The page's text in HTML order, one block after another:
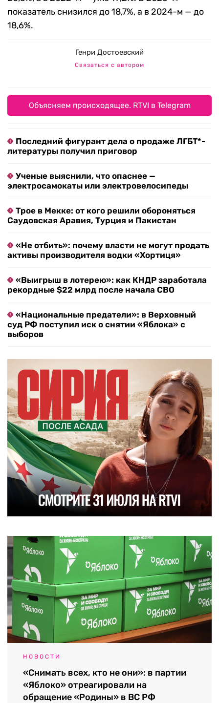
показатель снизился до 18,7%, а в 2024-м — до
18,6%.
Генри Достоевский
Связаться с автором
Объясняем происходящее. RTVI в Telegram
Последний фигурант дела о продаже ЛГБТ*-
литературы получил приговор
Ученые выяснили, что опаснее —
электросамокаты или электровелосипеды
Трое в Мекке: от кого решили обороняться
Саудовская Аравия, Турция и Пакистан
«Не отбить»: почему власти не могут продать
активы производителя водки «Хортиця»
«Выигрыш в лотерею»: как КНДР заработала
рекордные $22 млрд после начала СВО
«Национальные предатели»: в Верховный
суд РФ поступил иск о снятии «Яблока» с
выборов
НОВОСТИ
«Снимать всех, кто не они»: в партии
«Яблоко» отреагировали на
обращение «Родины» в ВС РФ